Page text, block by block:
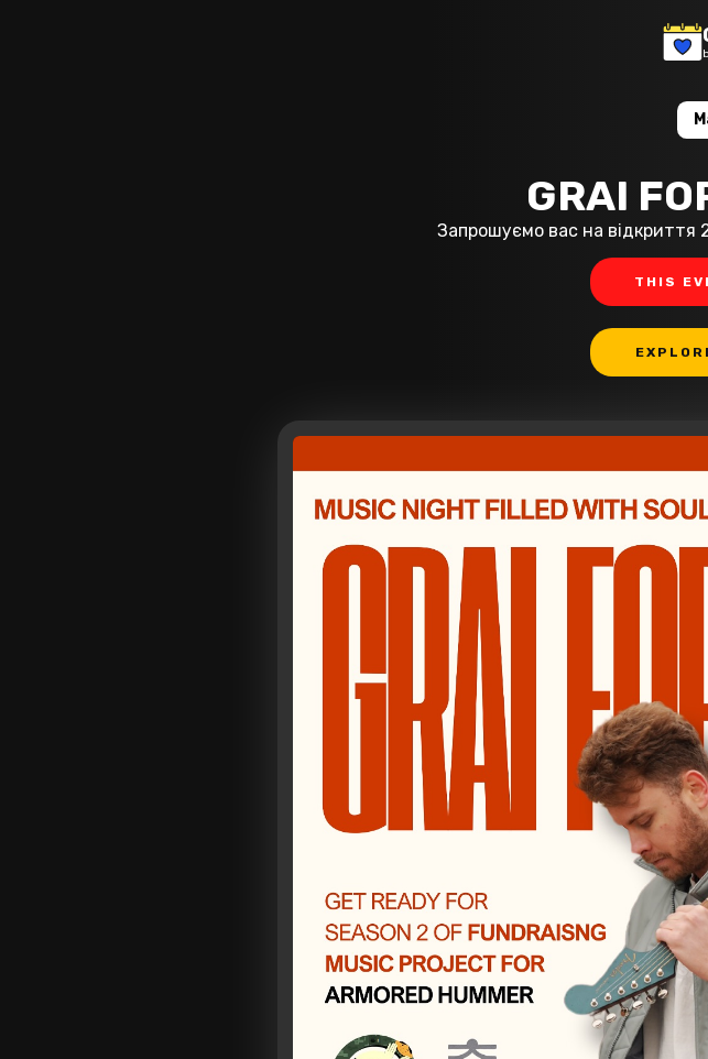
GRAI
Запрошуємо вас на відкриття
THIS